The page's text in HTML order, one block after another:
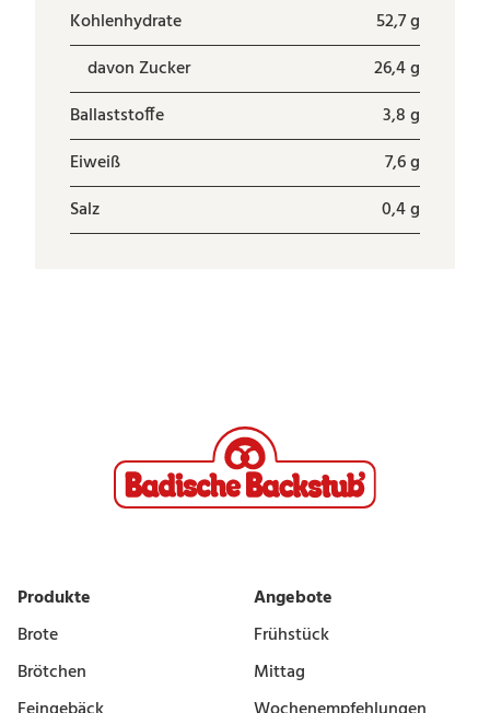
Kohlenhydrate
52,7 g
davon Zucker
26,4 g
Ballaststoffe
3,8 g
Eiweiß
7,6 g
Salz
0,4 g
Produkte
Brote
Brötchen
Angebote
Frühstück
Mittag